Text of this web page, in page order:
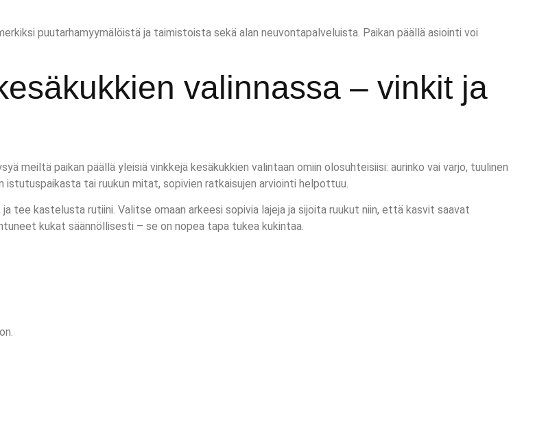
puutarhamyymälöistä ja taimistoista sekä alan neuvontapalveluista. Paikan päällä asiointi voi
valinnassa – vinkit ja
meiltä paikan päällä yleisiä vinkkejä kesäkukkien valintaan omiin olosuhteisiisi: aurinko vai varjo, tuulinen
istutuspaikasta tai ruukun mitat, sopivien ratkaisujen arviointi helpottuu.
tee kastelusta rutiini. Valitse omaan arkeesi sopivia lajeja ja sijoita ruukut niin, että kasvit saavat
kukat säännöllisesti – se on nopea tapa tukea kukintaa.